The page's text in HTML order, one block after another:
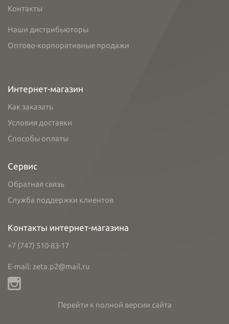
Контакты
Наши дистрибьюторы
Оптово-корпоративные продажи
Интернет-магазин
Как заказать
Условия доставки
Способы оплаты
Сервис
Обратная связь
Служба поддержки клиентов
Контакты интернет-магазина
+7 (747) 510-83-17
E-mail: zeta.p2@mail.ru
Перейти к полной версии сайта